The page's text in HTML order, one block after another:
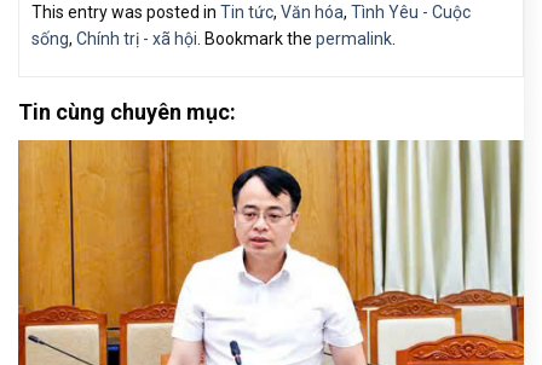
This entry was posted in Tin tức, Văn hóa, Tình Yêu - Cuộc
sống, Chính trị - xã hội. Bookmark the permalink.
Tin cùng chuyên mục: